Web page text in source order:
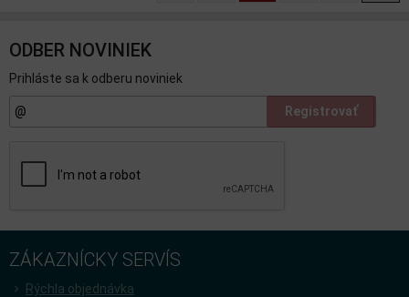
ODBER NOVINIEK
Prihláste sa k odberu noviniek
Registrovať
ZÁKAZNÍCKY SERVÍS
Rýchla objednávka